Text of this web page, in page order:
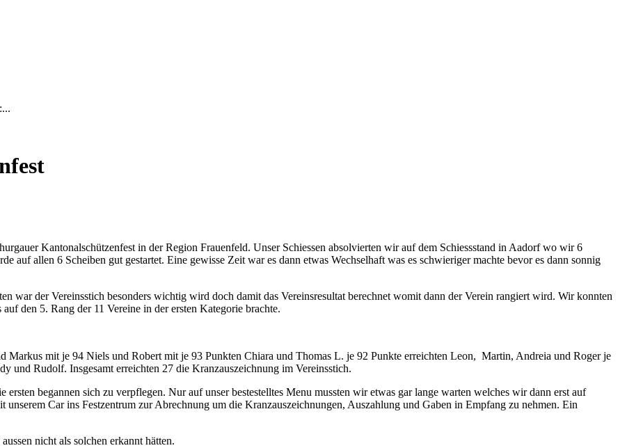
Kantonalschützenfest in der Region Frauenfeld. Unser Schiessen absolvierten wir auf dem Schiessstand in Aadorf wo wir 6
auf allen 6 Scheiben gut gestartet. Eine gewisse Zeit war es dann etwas Wechselhaft was es schwieriger machte bevor es dann sonnig
war der Vereinsstich besonders wichtig wird doch damit das Vereinsresultat berechnet womit dann der Verein rangiert wird. Wir konnten
den 5. Rang der 11 Vereine in der ersten Kategorie brachte.
Markus mit je 94 Niels und Robert mit je 93 Punkten Chiara und Thomas L. je 92 Punkte erreichten Leon, Martin, Andreia und Roger je
und Rudolf. Insgesamt erreichten 27 die Kranzauszeichnung im Vereinsstich.
begannen sich zu verpflegen. Nur auf unser bestestelltes Menu mussten wir etwas gar lange warten welches wir dann erst auf
Car ins Festzentrum zur Abrechnung um die Kranzauszeichnungen, Auszahlung und Gaben in Empfang zu nehmen. Ein
nicht als solchen erkannt hätten.